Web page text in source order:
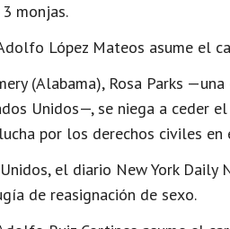
monjas.
López Mateos asume el
(Alabama), Rosa Parks
Unidos—, se niega a ceder
por los derechos civiles en
el diario New York Daily
de reasignación de sexo.